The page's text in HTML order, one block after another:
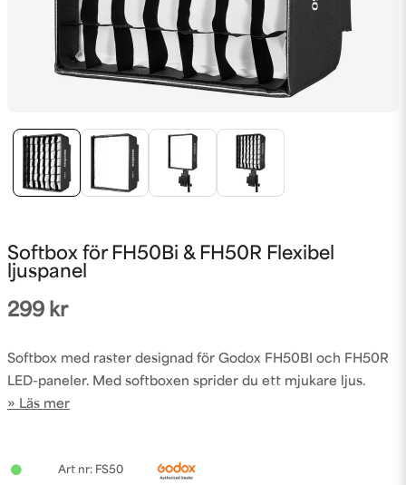
Softbox för FH50Bi & FH50R Flexibel
ljuspanel
299 kr
Softbox med raster designad för Godox FH50BI och FH50R
LED-paneler. Med softboxen sprider du ett mjukare ljus.
Läs mer
FS50